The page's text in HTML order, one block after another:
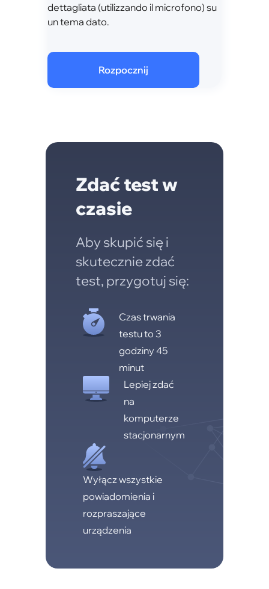
dettagliata (utilizzando il microfono) su
un tema dato.
Rozpocznij
Zdać test w
czasie
Aby skupić się i
skutecznie zdać
test, przygotuj się:
Czas trwania
testu to 3
godziny 45
minut
Lepiej zdać
na
komputerze
stacjonarnym
Wyłącz wszystkie
powiadomienia i
rozpraszające
urządzenia